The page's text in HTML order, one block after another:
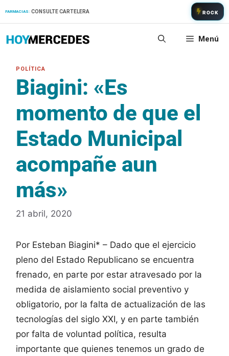
FARMACIAS: CONSULTE CARTELERA ROCK
Menú
Biagini: «Es
momento de que el
Estado Municipal
acompañe aun
más»
21 abril, 2020
Por Esteban Biagini* – Dado que el ejercicio
pleno del Estado Republicano se encuentra
frenado, en parte por estar atravesado por la
medida de aislamiento social preventivo y
obligatorio, por la falta de actualización de las
tecnologías del siglo XXI, y en parte también
por falta de voluntad política, resulta
importante que quienes tenemos un grado de